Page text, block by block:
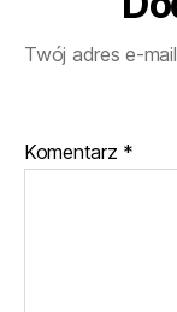
Twój adres e-
Komentarz *